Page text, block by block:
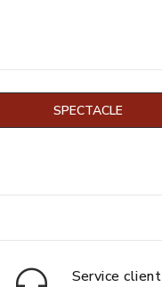
SPECTACLE
Service client